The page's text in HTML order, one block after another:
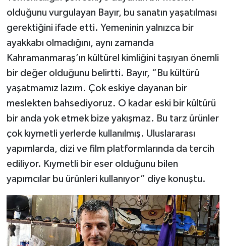
olduğunu vurgulayan Bayır, bu sanatın yaşatılması
gerektiğini ifade etti. Yemeninin yalnızca bir
ayakkabı olmadığını, aynı zamanda
Kahramanmaraş’ın kültürel kimliğini taşıyan önemli
bir değer olduğunu belirtti. Bayır, “Bu kültürü
yaşatmamız lazım. Çok eskiye dayanan bir
meslekten bahsediyoruz. O kadar eski bir kültürü
bir anda yok etmek bize yakışmaz. Bu tarz ürünler
çok kıymetli yerlerde kullanılmış. Uluslararası
yapımlarda, dizi ve film platformlarında da tercih
ediliyor. Kıymetli bir eser olduğunu bilen
yapımcılar bu ürünleri kullanıyor” diye konuştu.